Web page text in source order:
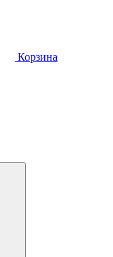
Корзина